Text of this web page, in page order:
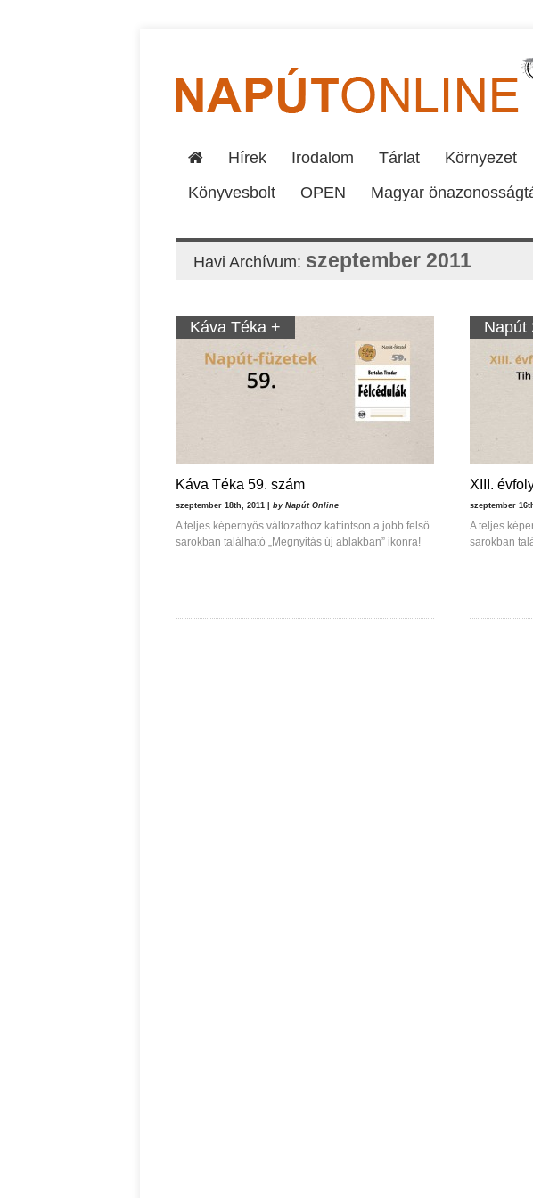
Hírek Irodalom Tárlat Környezet
Könyvesbolt
OPEN Magyar
Havi Archívum: szeptember 2011
Káva Téka +
Káva Téka 59. szám
szeptember 18th, 2011 | by Napút Online
A teljes képernyős változathoz kattintson a jobb felső
sarokban található „Megnyitás új ablakban” ikonra!
Napút
XIII.
szeptember
A teljes
sarokban